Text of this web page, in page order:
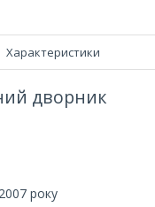
Характеристики
дворник
року